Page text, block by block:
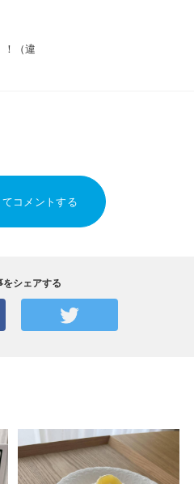
！（違
コメントする
をシェアする